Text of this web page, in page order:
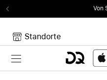
Von Sound auf Fun.DQ
Standorte
Toggle navigation